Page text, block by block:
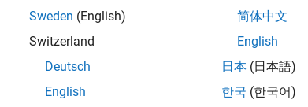
Sweden (English)
Switzerland
Deutsch
English
简体中文
English
日本 (日本語)
한국 (한국어)